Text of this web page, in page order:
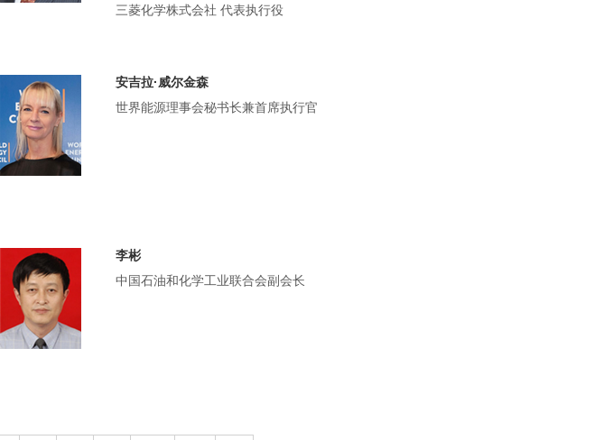
三菱化学株式会社 代表执行役
安吉拉·威尔金森
世界能源理事会秘书长兼首席执行官
李彬
中国石油和化学工业联合会副会长